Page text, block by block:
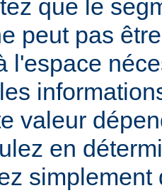
que le
peut pas
l'espace
valeur
en
simplement